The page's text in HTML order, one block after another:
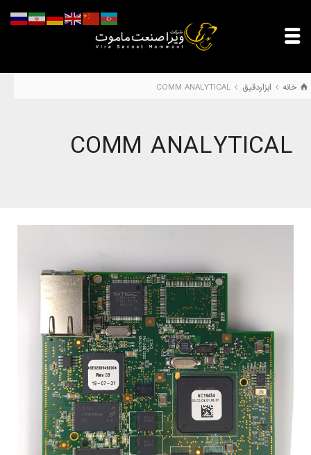
خانه ابزاردقیق COMM ANALYTICAL
COMM ANALYTICAL